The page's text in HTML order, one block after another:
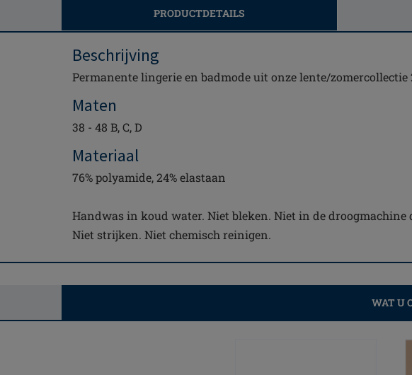
PRODUCTDETAILS
Beschrijving
Permanente lingerie en badmode uit onze lente/zomercollectie
Maten
38 - 48 B, C, D
Materiaal
76% polyamide, 24% elastaan
Handwas in koud water. Niet bleken. Niet in de droogmachine
Niet strijken. Niet chemisch reinigen.
WAT U